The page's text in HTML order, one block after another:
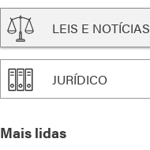
LEIS E NOTÍCIAS
JURÍDICO
Mais lidas